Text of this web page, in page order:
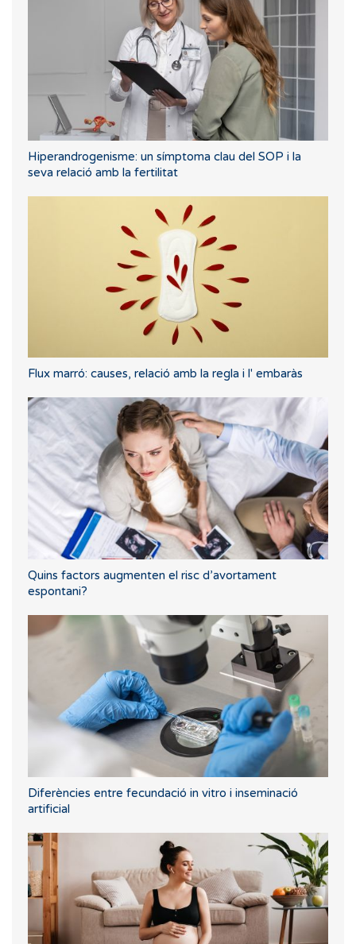
Hiperandrogenisme: un símptoma clau del SOP i la
seva relació amb la fertilitat
Flux marró: causes, relació amb la regla i l' embaràs
Quins factors augmenten el risc d’avortament
espontani?
Diferències entre fecundació in vitro i inseminació
artificial